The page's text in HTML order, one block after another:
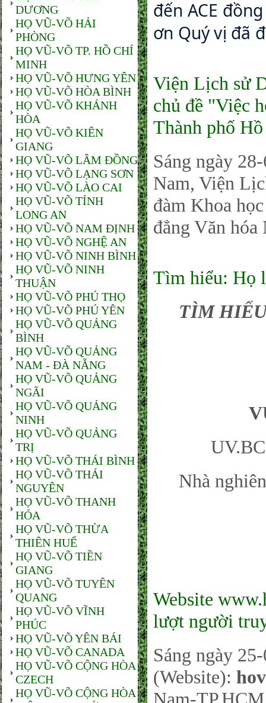
DƯƠNG
HỌ VŨ-VÕ HẢI
PHÒNG
HỌ VŨ-VÕ TP. HỒ CHÍ
MINH
HỌ VŨ-VÕ HƯNG YÊN
HỌ VŨ-VÕ HÒA BÌNH
HỌ VŨ-VÕ KHÁNH
HÒA
HỌ VŨ-VÕ KIÊN
GIANG
HỌ VŨ-VÕ LÂM ĐỒNG
HỌ VŨ-VÕ LẠNG SƠN
HỌ VŨ-VÕ LÀO CAI
HỌ VŨ-VÕ TỈNH
LONG AN
HỌ VŨ-VÕ NAM ĐỊNH
HỌ VŨ-VÕ NGHỆ AN
HỌ VŨ-VÕ NINH BÌNH
HỌ VŨ-VÕ NINH
THUẬN
HỌ VŨ-VÕ PHÚ THỌ
HỌ VŨ-VÕ PHÚ YÊN
HỌ VŨ-VÕ QUẢNG
BÌNH
HỌ VŨ-VÕ QUẢNG
NAM - ĐÀ NẴNG
HỌ VŨ-VÕ QUẢNG
NGÃI
HỌ VŨ-VÕ QUẢNG
NINH
HỌ VŨ-VÕ QUẢNG
TRỊ
HỌ VŨ-VÕ THÁI BÌNH
HỌ VŨ-VÕ THÁI
NGUYÊN
HỌ VŨ-VÕ THANH
HÓA
HỌ VŨ-VÕ THỪA
THIÊN HUẾ
HỌ VŨ-VÕ TIỀN
GIANG
HỌ VŨ-VÕ TUYÊN
QUANG
HỌ VŨ-VÕ VĨNH
PHÚC
HỌ VŨ-VÕ YÊN BÁI
HỌ VŨ-VÕ CANADA
HỌ VŨ-VÕ CỘNG HÒA
CZECH
HỌ VŨ-VÕ CỘNG HÒA
đến ACE
ơn Quý vị đã
Viện Lịch sử
chủ đề "Việc
Thành phố
Sáng ngày
Nam, Viện
đàm Khoa
đẳng Văn hóa
Tìm hiểu: Họ
TÌM
Nhà
Website
lượt người
Sáng ngày
(Website):